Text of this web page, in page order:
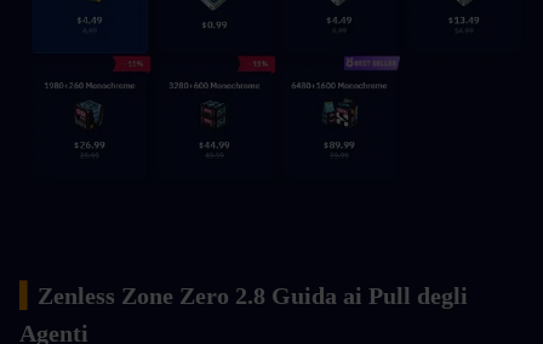
Zenless Zone Zero 2.8 Guida ai Pull degli
Agenti